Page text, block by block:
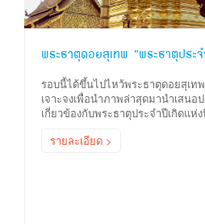
พระธาตุดอยสุเทพ “พระธาตุประจ
รอบนี้ได้ขึ้นไปไหว้พระธาตุดอยสุเท
เจาะจงเพื่อนำภาพล่าสุดมานำเสนอ
เกี่ยวข้องกับพระธาตุประจำปีเกิดแห่
รายละเอียด >